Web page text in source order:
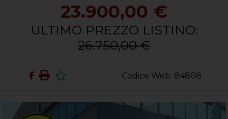
Codice Web: 84808
23.900,00 €
ULTIMO PREZZO LISTINO:
26.750,00 €